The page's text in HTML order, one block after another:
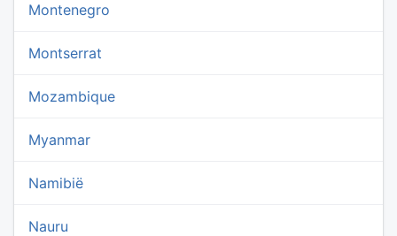
Montenegro
Montserrat
Mozambique
Myanmar
Namibië
Nauru